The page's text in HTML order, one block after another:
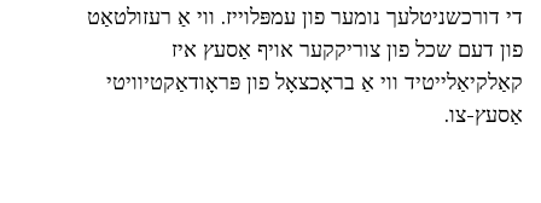
די דורכשניטלעך נומער פון עמפּלוייז. ווי אַ רעזולטאַט
פון דעם שכל פון צוריקקער אויף אַסעץ איז
קאַלקיאַלייטיד ווי אַ בראָכצאָל פון פּראָודאַקטיוויטי
אַסעץ-צו.